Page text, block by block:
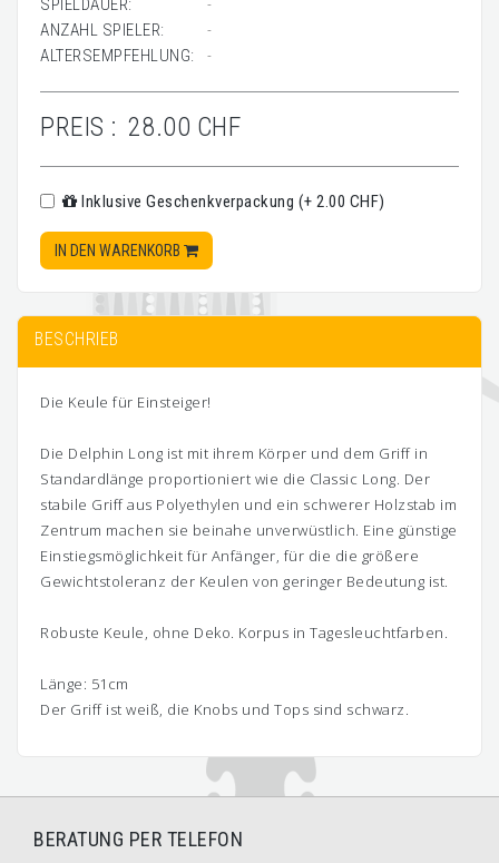
SPIELDAUER:
-
ANZAHL SPIELER:
-
ALTERSEMPFEHLUNG:
-
PREIS : 28.00 CHF
Inklusive Geschenkverpackung (+ 2.00 CHF)
IN DEN WARENKORB
BESCHRIEB
Die Keule für Einsteiger!
Die Delphin Long ist mit ihrem Körper und dem Griff in
Standardlänge proportioniert wie die Classic Long. Der
stabile Griff aus Polyethylen und ein schwerer Holzstab im
Zentrum machen sie beinahe unverwüstlich. Eine günstige
Einstiegsmöglichkeit für Anfänger, für die die größere
Gewichtstoleranz der Keulen von geringer Bedeutung ist.
Robuste Keule, ohne Deko. Korpus in Tagesleuchtfarben.
Länge: 51cm
Der Griff ist weiß, die Knobs und Tops sind schwarz.
BERATUNG PER TELEFON